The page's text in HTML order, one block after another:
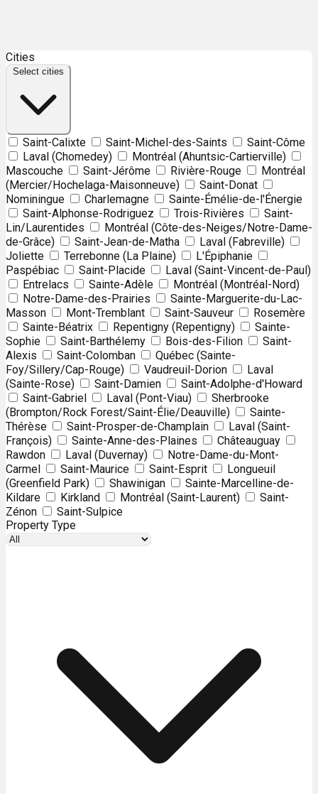
+
−
Cities
Select cities
Saint-Calixte Saint-Michel-des-Saints
Saint-Côme
Laval (Chomedey)
Montréal (Ahuntsic-Cartierville)
Mascouche
Saint-Jérôme Rivière-Rouge
Montréal
(Mercier/Hochelaga-Maisonneuve)
Saint-Donat
Nominingue
Charlemagne
Sainte-Émélie-de-l'Énergie
Saint-Alphonse-Rodriguez
Trois-Rivières
Saint-
Lin/Laurentides
Montréal (Côte-des-Neiges/Notre-Dame-
de-Grâce)
Saint-Jean-de-Matha
Laval (Fabreville)
Joliette
Terrebonne (La Plaine)
L'Épiphanie
Paspébiac
Saint-Placide
Laval (Saint-Vincent-de-Paul)
Entrelacs
Sainte-Adèle
Montréal (Montréal-Nord)
Notre-Dame-des-Prairies
Sainte-Marguerite-du-Lac-
Masson
Mont-Tremblant Saint-Sauveur
Rosemère
Sainte-Béatrix
Repentigny (Repentigny)
Sainte-
Sophie
Saint-Barthélemy Bois-des-Filion
Saint-
Alexis
Saint-Colomban
Québec (Sainte-
Foy/Sillery/Cap-Rouge)
Vaudreuil-Dorion
Laval
(Sainte-Rose)
Saint-Damien
Saint-Adolphe-d'Howard
Saint-Gabriel
Laval (Pont-Viau)
Sherbrooke
(Brompton/Rock Forest/Saint-Élie/Deauville)
Sainte-
Thérèse
Saint-Prosper-de-Champlain
Laval (Saint-
François)
Sainte-Anne-des-Plaines
Châteauguay
Rawdon
Laval (Duvernay)
Notre-Dame-du-Mont-
Carmel
Saint-Maurice Saint-Esprit
Longueuil
(Greenfield Park)
Shawinigan
Sainte-Marcelline-de-
Kildare
Kirkland Montréal (Saint-Laurent)
Saint-
Zénon
Saint-Sulpice
Property Type